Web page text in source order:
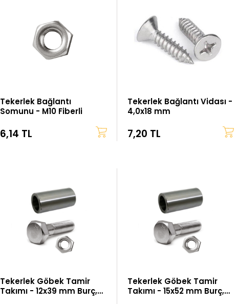
Tekerlek Bağlantı
Somunu - M10 Fiberli
6,14 TL
Tekerlek Bağlantı Vidası -
4,0x18 mm
7,20 TL
Tekerlek Göbek Tamir
Takımı - 12x39 mm Burç,
Tekerlek Göbek Tamir
Takımı - 15x52 mm Burç,